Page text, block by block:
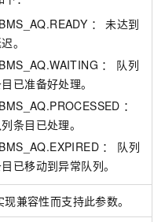
： 未达到
。
： 队列
已准备好处理。
：
条目已处理。
： 队列
已移动到异常队列。
现兼容性而支持此参数。